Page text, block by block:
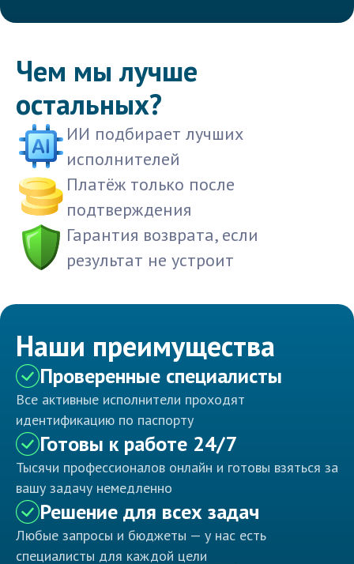
Чем мы лучше
остальных?
ИИ подбирает лучших
исполнителей
Платёж только после
подтверждения
Гарантия возврата, если
результат не устроит
Наши преимущества
Проверенные специалисты
Все активные исполнители проходят
идентификацию по паспорту
Готовы к работе 24/7
Тысячи профессионалов онлайн и готовы взяться за
вашу задачу немедленно
Решение для всех задач
Любые запросы и бюджеты — у нас есть
специалисты для каждой цели